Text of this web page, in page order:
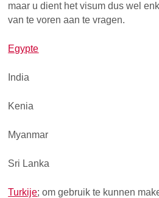
maar u dient het visum dus wel
van te voren aan te vragen.
Egypte
India
Kenia
Myanmar
Sri Lanka
Turkije; om gebruik te kunnen